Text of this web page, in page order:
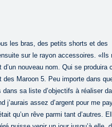
les bras, des petits shorts et des
sur le rayon accessoires. «Ils
nouveau nom. Qui se produira
Maroon 5. Peu importe dans
sa liste d’objectifs à réaliser
j’aurais assez d’argent pour me
qu’un rêve parmi tant d’autres.